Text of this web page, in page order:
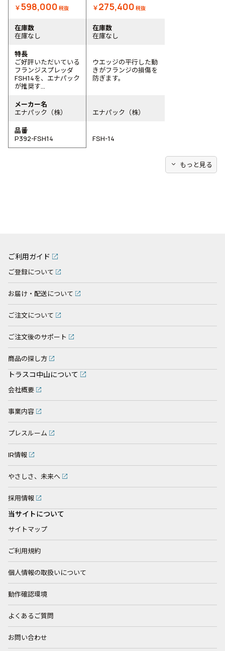
￥598,000 税抜 ￥275,400 税抜
在庫数
在庫なし
在庫数
在庫なし
特長
ご好評いただいている
フランジスプレッダ
FSH14を、エナパック
が推奨す...
ウエッジの平行した動
きがフランジの損傷を
防ぎます。
メーカー名
エナパック（株）
エナパック（株）
品番
P392-FSH14
FSH-14
expand_more もっと見る
ご利用ガイド
ご登録について
お届け・配送について
ご注文について
ご注文後のサポート
商品の探し方
トラスコ中山について
会社概要
事業内容
プレスルーム
IR情報
やさしさ、未来へ
採用情報
当サイトについて
サイトマップ
ご利用規約
個人情報の取扱いについて
動作確認環境
よくあるご質問
お問い合わせ